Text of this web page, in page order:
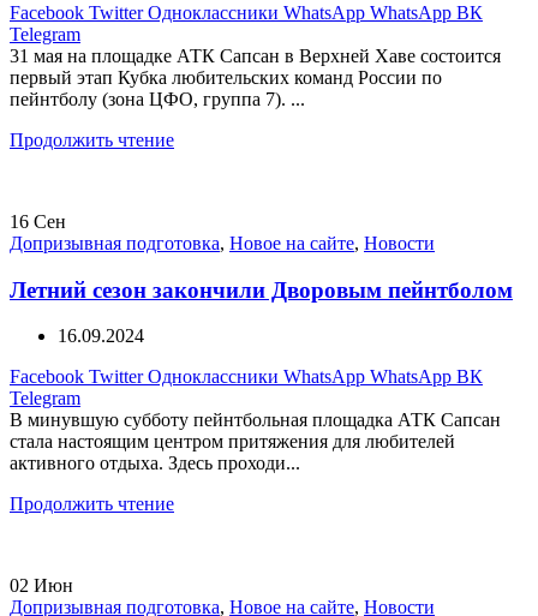
Facebook Twitter Одноклассники WhatsApp WhatsApp ВК
Telegram
31 мая на площадке АТК Сапсан в Верхней Хаве состоится
первый этап Кубка любительских команд России по
пейнтболу (зона ЦФО, группа 7). ...
Продолжить чтение
16 Сен
Допризывная подготовка, Новое на сайте, Новости
Летний сезон закончили Дворовым пейнтболом
16.09.2024
Facebook Twitter Одноклассники WhatsApp WhatsApp ВК
Telegram
В минувшую субботу пейнтбольная площадка АТК Сапсан
стала настоящим центром притяжения для любителей
активного отдыха. Здесь проходи...
Продолжить чтение
02 Июн
Допризывная подготовка, Новое на сайте, Новости